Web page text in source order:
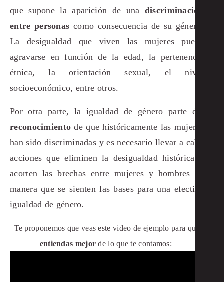
que supone la aparición de una discriminación
entre personas como consecuencia de su género.
La desigualdad que viven las mujeres puede
agravarse en función de la edad, la pertenencia
étnica, la orientación sexual, el nivel
socioeconómico, entre otros.
Por otra parte, laigualdad de género parte del
reconocimiento de que históricamente las mujeres
han sido discriminadas y es necesario llevar a cabo
acciones que eliminen la desigualdad histórica y
acorten las brechas entre mujeres y hombres de
manera que se sienten las bases para una efectiva
igualdad de género.
Te proponemos que veas este video de ejemplo para que
entiendas mejor de lo que te contamos: